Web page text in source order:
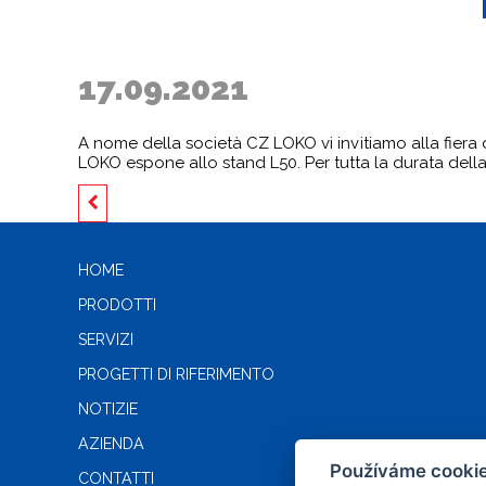
17.09.2021
A nome della società CZ LOKO vi invitiamo alla fiera
LOKO espone allo stand L50. Per tutta la durata
HOME
PRODOTTI
SERVIZI
PROGETTI DI RIFERIMENTO
NOTIZIE
AZIENDA
CONTATTI
Používáme